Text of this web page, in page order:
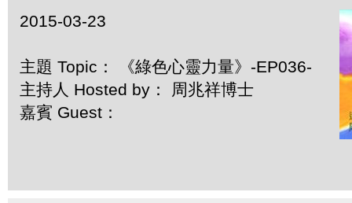
2015-03-23
主題 Topic： 《綠色心靈力量》-EP036-
主持人 Hosted by： 周兆祥博士
嘉賓 Guest：